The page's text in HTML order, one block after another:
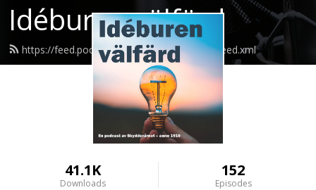
Idéburen välfärd
https://feed.podbean.com/ideburenvalfard/feed.xml
41.1K
Downloads
152
Episodes